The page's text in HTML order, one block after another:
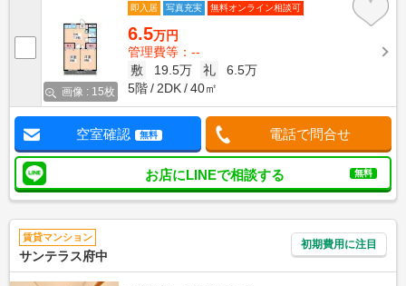
画像 : 15枚
即入居 写真充実 無料オンライン相談可
6.5万円
管理費等：--
敷
19.5万 礼
6.5万
5階
2DK 40㎡
空室確認 無料 電話で問合せ
お店にLINEで相談する 無料
賃貸マンション
サンテラス府中
初期費用に注目